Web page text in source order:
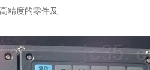
精度的零件及